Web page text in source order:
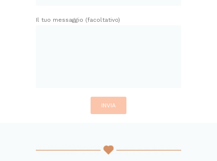
Il tuo messaggio (facoltativo)